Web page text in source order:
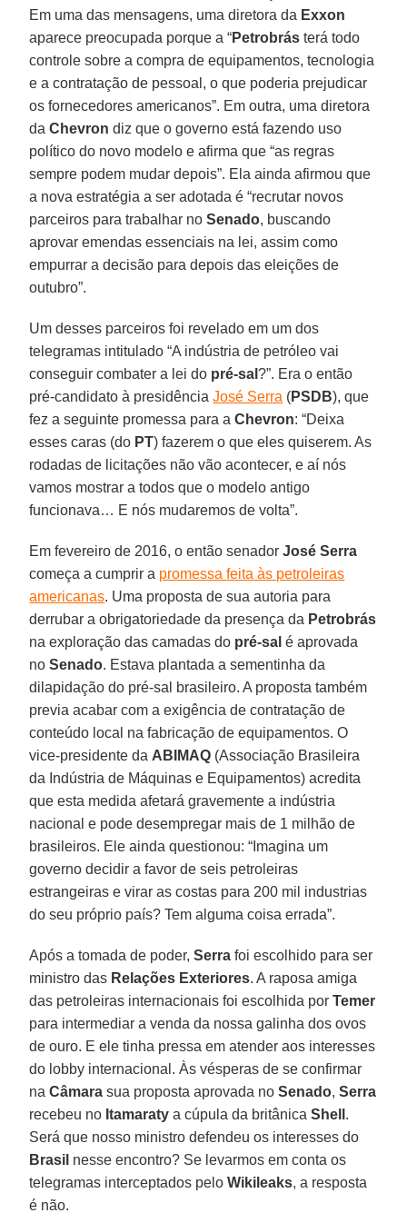
Em uma das mensagens, uma diretora da Exxon
aparece preocupada porque a “Petrobrás terá todo
controle sobre a compra de equipamentos, tecnologia
e a contratação de pessoal, o que poderia prejudicar
os fornecedores americanos”. Em outra, uma diretora
daChevron diz que o governo está fazendo uso
político do novo modelo e afirma que “as regras
sempre podem mudar depois”. Ela ainda afirmou que
a nova estratégia a ser adotada é “recrutar novos
parceiros para trabalhar noSenado, buscando
aprovar emendas essenciais na lei, assim como
empurrar a decisão para depois das eleições de
outubro”.
Um desses parceiros foi revelado em um dos
telegramas intitulado “A indústria de petróleo vai
conseguir combater a lei do pré-sal?”. Era o então
pré-candidato à presidênciaJosé Serra (PSDB), que
fez a seguinte promessa para aChevron: “Deixa
esses caras (do PT) fazerem o que eles quiserem. As
rodadas de licitações não vão acontecer, e aí nós
vamos mostrar a todos que o modelo antigo
funcionava… E nós mudaremos de volta”.
Em fevereiro de 2016, o então senadorJosé Serra
começa a cumprir a promessa feita às petroleiras
americanas. Uma proposta de sua autoria para
derrubar a obrigatoriedade da presença da Petrobrás
na exploração das camadas do pré-sal é aprovada
noSenado. Estava plantada a sementinha da
dilapidação do pré-sal brasileiro. A proposta também
previa acabar com a exigência de contratação de
conteúdo local na fabricação de equipamentos. O
vice-presidente da ABIMAQ (Associação Brasileira
da Indústria de Máquinas e Equipamentos) acredita
que esta medida afetará gravemente a indústria
nacional e pode desempregar mais de 1 milhão de
brasileiros. Ele ainda questionou: “Imagina um
governo decidir a favor de seis petroleiras
estrangeiras e virar as costas para 200 mil industrias
do seu próprio país? Tem alguma coisa errada”.
Após a tomada de poder,Serra foi escolhido para ser
ministro das Relações Exteriores. A raposa amiga
das petroleiras internacionais foi escolhida porTemer
para intermediar a venda da nossa galinha dos ovos
de ouro. E ele tinha pressa em atender aos interesses
do lobby internacional. Às vésperas de se confirmar
naCâmara sua proposta aprovada noSenado,Serra
recebeu no Itamaraty a cúpula da britânicaShell .
Será que nosso ministro defendeu os interesses do
Brasil nesse encontro? Se levarmos em conta os
telegramas interceptados peloWikileaks, a resposta
é não.